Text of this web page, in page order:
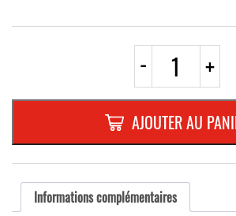
- quantité
POTEAU
"
FLEXI
"
h=
750
MM
NOIR
+
AJOUTER AU
Informations complémentaires